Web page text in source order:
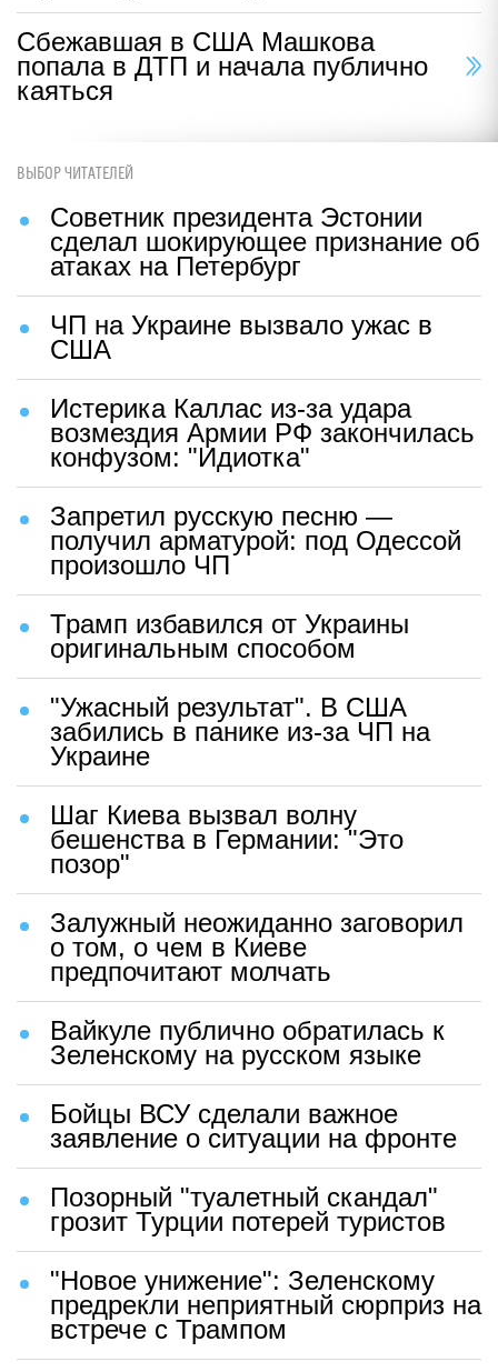
Сбежавшая в США Машкова
попала в ДТП и начала публично
каяться
ВЫБОР ЧИТАТЕЛЕЙ
Советник президента Эстонии
сделал шокирующее признание об
атаках на Петербург
ЧП на Украине вызвало ужас в
США
Истерика Каллас из-за удара
возмездия Армии РФ закончилась
конфузом: "Идиотка"
Запретил русскую песню —
получил арматурой: под Одессой
произошло ЧП
Трамп избавился от Украины
оригинальным способом
"Ужасный результат". В США
забились в панике из-за ЧП на
Украине
Шаг Киева вызвал волну
бешенства в Германии: "Это
позор"
Залужный неожиданно заговорил
о том, о чем в Киеве
предпочитают молчать
Вайкуле публично обратилась к
Зеленскому на русском языке
Бойцы ВСУ сделали важное
заявление о ситуации на фронте
Позорный "туалетный скандал"
грозит Турции потерей туристов
"Новое унижение": Зеленскому
предрекли неприятный сюрприз на
встрече с Трампом